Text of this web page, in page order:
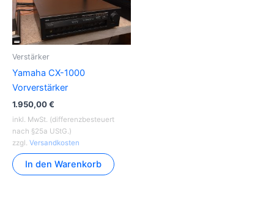
Verstärker
Yamaha CX-1000
Vorverstärker
1.950,00€
inkl. MwSt. (differenzbesteuert
nach §25a UStG.)
zzgl. Versandkosten
In den Warenkorb